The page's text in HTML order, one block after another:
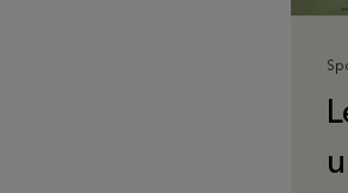
The Amundi Evian